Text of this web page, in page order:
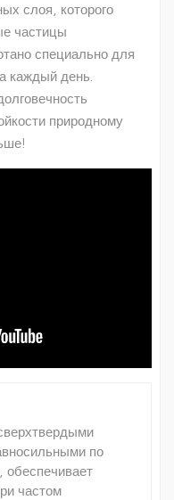
слоя, которого
частицы
специально для
каждый день.
природному
по
обеспечивает
частом